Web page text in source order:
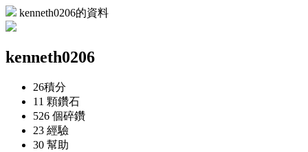
kenneth0206的資料
kenneth0206
26積分
11 顆鑽石
526 個碎鑽
23 經驗
30 幫助